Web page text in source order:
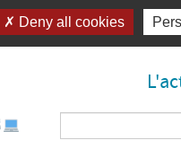
Deny all cookies